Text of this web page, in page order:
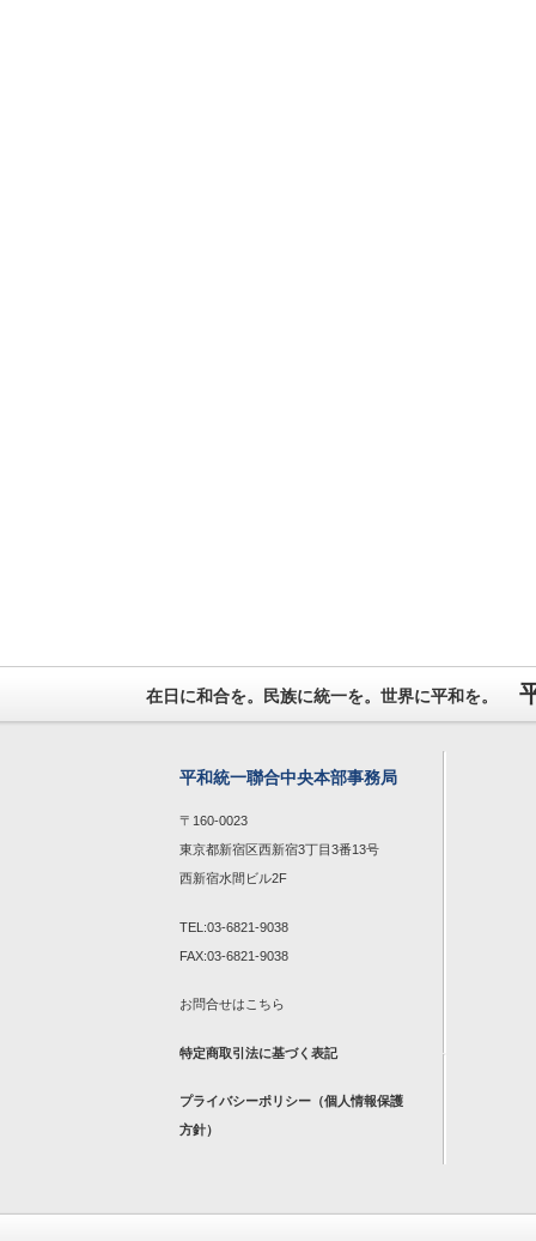
在日に和合を。民族に統一を。世界に平和を。
平和統一聯合中央本部事務局
〒160-0023
東京都新宿区西新宿3丁目3番13号
西新宿水間ビル2F
TEL:03-6821-9038
FAX:03-6821-9038
お問合せは こちら
特定商取引法に基づく表記
プライバシーポリシー（個人情報保護
方針）